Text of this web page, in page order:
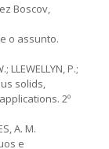
Boscov,
o assunto.
LLEWELLYN, P.;
solids,
2º
A. M.
e